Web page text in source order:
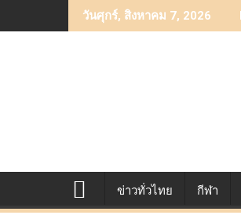
to
วันศุกร์, สิงหาคม 7, 2026
ข่าวทั่วไทย กีฬา